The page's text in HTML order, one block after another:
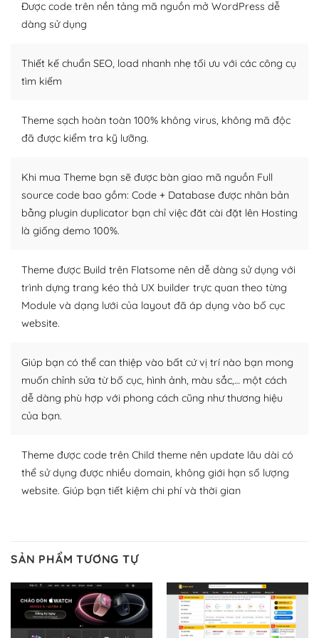
thiết kế tốt, bạn có thể tự sửa đổi. Nếu không bạn có thể
tìm kiếm chúng trên Internet hoặc nhờ chuyên gia.
– Sở hữu một cộng đồng lớn, sẵn sàng hỗ trợ
khổng lồ được kiểm duyệt bởi các nhân viên và những
người cuồng tín WordPress.
Nếu bạn gặp khó khăn, bạn có thể lên mạng và tìm
kiếm những cộng đồng WordPress, họ sẽ giúp bạn trả
lời, giải đáp vấn đề của bạn.
Cộng đồng sử dụng WordPress sẵn sàng hỗ trợ bạn
– Đa dạng plugin và themes
Plugin mở rộng là thành phần cài đặt thêm vào
WordPress để tăng thêm các tính năng cần thiết. Có
nhiều plugin trả phí hoặc miễn phí.
Nhờ lượng người dùng đông đảo, thư viện themes và
plugin của WordPress rất phong phú. Bạn có thể thỏa
thích chọn lựa plugin và themes phù hợp cho mục đích
lập website của mình.
– Dễ sử dụng
Với mọi Hosting bất kỳ thì WordPress đều có thể dễ
Và bạn có toàn quyền tự do khi quyết định nơi lưu trữ
trang web WordPress của bạn.
Dễ dàng lựa chọn Hosting cho website WordPress
Được code trên nền tảng mã nguồn mở WordPress dễ
dàng sử dụng
Thiết kế chuẩn SEO, load nhanh nhẹ tối ưu với các công cụ
tìm kiếm
Theme sạch hoàn toàn 100% không virus, không mã độc
đã được kiểm tra kỹ lưỡng.
Khi mua Theme bạn sẽ được bàn giao mã nguồn Full
source code bao gồm: Code + Database được nhân bản
bằng plugin duplicator bạn chỉ việc đăt cài đặt lên Hosting
là giống demo 100%.
Theme được Build trên Flatsome nên dễ dàng sử dụng với
trình dựng trang kéo thả UX builder trực quan theo từng
Module và dạng lưới của layout đã áp dụng vào bố cục
website.
Giúp bạn có thể can thiệp vào bất cứ vị trí nào bạn mong
muốn chỉnh sửa từ bố cục, hình ảnh, màu sắc,… một cách
dễ dàng phù hợp với phong cách cũng như thương hiệu
của bạn.
Theme được code trên Child theme nên update lâu dài có
thể sử dụng được nhiều domain, không giới hạn số lượng
website. Giúp bạn tiết kiệm chi phí và thời gian
SẢN PHẨM TƯƠNG TỰ